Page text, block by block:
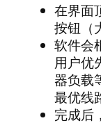
在界面
按钮（
软件会
用户优
器负载
最优线
完成后